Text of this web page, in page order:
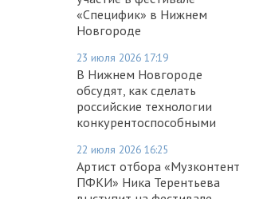
«Специфик» в Нижнем
Новгороде
23 июля 2026 17:19
В Нижнем Новгороде
обсудят, как сделать
российские технологии
конкурентоспособными
22 июля 2026 16:25
Артист отбора «Музконтент
ПФКИ» Ника Терентьева